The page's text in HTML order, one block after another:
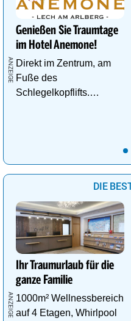
Genießen Sie Traumtage
im Hotel Anemone!
Direkt im Zentrum, am
Fuße des
Schlegelkopflifts.
DIE
Ihr Traumurlaub für die
ganze Familie
1000m² Wellnessbereich
auf 4 Etagen, Whirlpool